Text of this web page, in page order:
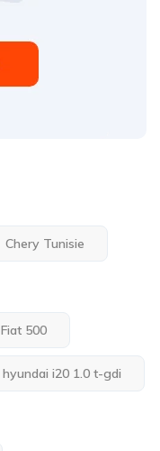
Chery Tunisie
Fiat 500
hyundai i20 1.0 t-gdi